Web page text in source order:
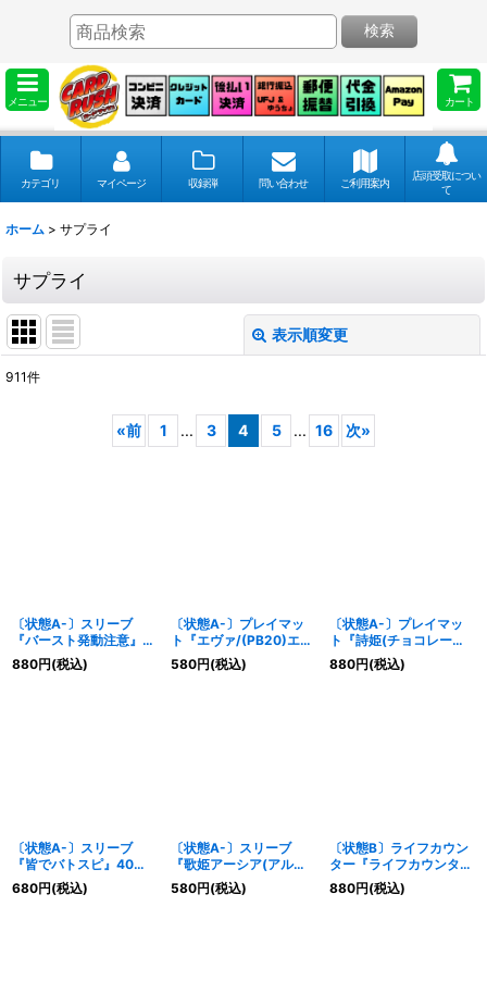
メニュー カート
検索
カテゴリ マイページ 収録弾 問い合わせ ご利用案内
店頭受取につい
て
ホーム > サプライ
サプライ
表示順変更
911件
«前 1 ... 3 4 5 ... 16 次»
〔状態A-〕スリーブ
『バースト発動注意』
20枚【-】{-}《サプラ
イ》
880円(税込)
〔状態A-〕プレイマッ
ト『エヴァ/(PB20)エヴ
ァンゲリオン-奇跡を起
こすために-』【-】{-}
580円(税込)
〔状態A-〕プレイマッ
ト『詩姫(チョコレート
大作戦)』【-】{-}《サ
プライ》
880円(税込)
〔状態A-〕スリーブ
『皆でバトスピ』40枚
【-】{-}《サプライ》
680円(税込)
〔状態A-〕スリーブ
『歌姫アーシア(アルテ
ィメットコレクション
01)』50枚【-】{-}《サ
580円(税込)
〔状態B〕ライフカウン
ター『ライフカウンター
6種セット(PB37/プレミ
アム激覇BOX)』【-】
880円(税込)